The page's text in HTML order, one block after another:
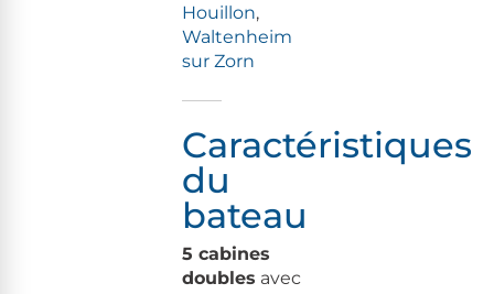
Houillon,
Waltenheim
sur Zorn
Caractéristiques
du
bateau
5 cabines
doubles avec